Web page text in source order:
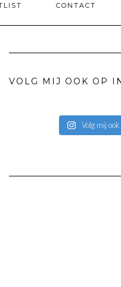
CONTACT
VOLG MIJ OOK OP
Volg mij